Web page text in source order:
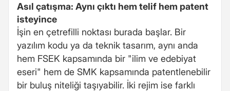
Asıl çatışma: Aynı çıktı hem telif hem patent
isteyince
İşin en çetrefilli noktası burada başlar. Bir
yazılım kodu ya da teknik tasarım, aynı anda
hem FSEK kapsamında bir "ilim ve edebiyat
eseri" hem de SMK kapsamında patentlenebilir
bir buluş niteliği taşıyabilir. İki rejim ise farklı